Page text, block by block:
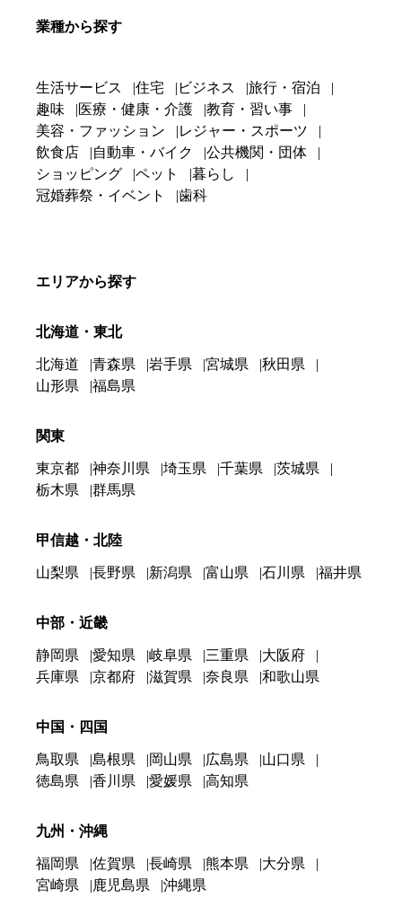
業種から探す
生活サービス 住宅 ビジネス
旅行・宿泊
趣味
医療・健康・介護
教育・習い事
美容・ファッション
レジャー・スポーツ
飲食店
自動車・バイク
公共機関・団体
ショッピング
ペット
暮らし
冠婚葬祭・イベント
歯科
エリアから探す
北海道・東北
北海道 青森県 岩手県 宮城県
秋田県
山形県
福島県
関東
東京都 神奈川県 埼玉県 千葉県
茨城県
栃木県
群馬県
甲信越・北陸
山梨県 長野県 新潟県 富山県 石川県 福井県
中部・近畿
静岡県 愛知県 岐阜県 三重県
大阪府
兵庫県
京都府 滋賀県 奈良県 和歌山県
中国・四国
鳥取県 島根県 岡山県 広島県
山口県
徳島県
香川県 愛媛県 高知県
九州・沖縄
福岡県 佐賀県 長崎県 熊本県
大分県
宮崎県
鹿児島県 沖縄県